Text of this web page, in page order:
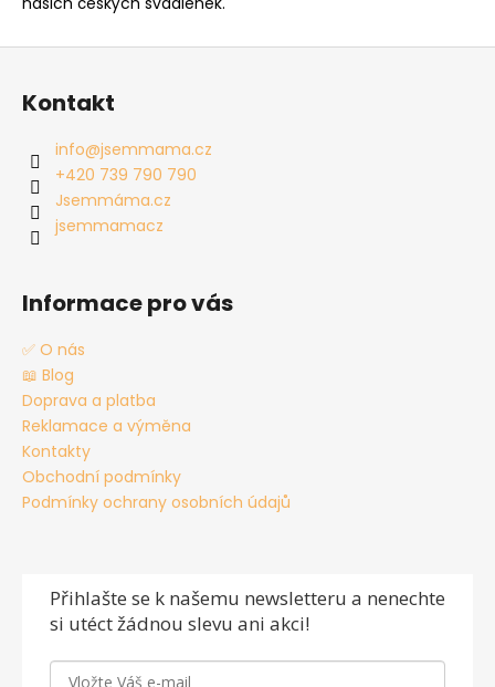
Z
Kontakt
info@jsemmama.cz
+420 739 790 790
Jsemmáma.cz
jsemmamacz
Informace pro vás
✅ O nás
📖 Blog
Doprava a platba
Reklamace a výměna
Kontakty
Obchodní podmínky
Podmínky ochrany osobních údajů
Přihlašte se k našemu newsletteru a nenechte
si utéct žádnou slevu ani akci!